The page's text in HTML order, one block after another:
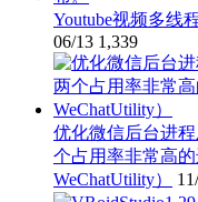
Youtube视频多线
06/13 1,339
优化微信后台进
个占用率非常高的
WeChatUtility）